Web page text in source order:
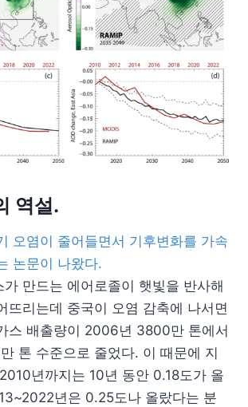
역설.
오염이 줄어들면서 기후변화를 가속
논문이 나왔다.
가 만드는 에어로졸이 햇빛을 반사해
뜨리는데 중국이 오염 감축에 나서면
스 배출량이 2006년 3800만 톤에서
톤 수준으로 줄었다. 이 때문에 지
년까지는 10년 동안 0.18도가 올
년은 0.25도나 올랐다는 분